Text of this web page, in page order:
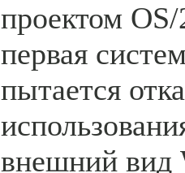
проектом
первая
пытается
внешний вид